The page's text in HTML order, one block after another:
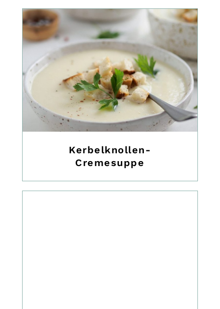
Kerbelknollen-
Cremesuppe